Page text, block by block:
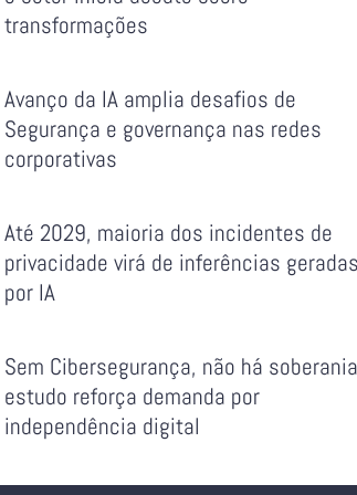
transformações
Avanço da IA amplia desafios de
Segurança e governança nas redes
corporativas
Até 2029, maioria dos incidentes de
privacidade virá de inferências geradas
por IA
Sem Cibersegurança, não há
estudo reforça demanda por
independência digital